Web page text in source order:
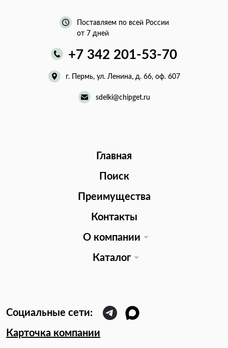
Поставляем по всей России
от 7 дней
+7 342 201-53-70
г. Пермь, ул. Ленина, д. 66, оф. 607
sdelki@chipget.ru
Главная
Поиск
Преимущества
Контакты
О компании
Каталог
Карточка компании